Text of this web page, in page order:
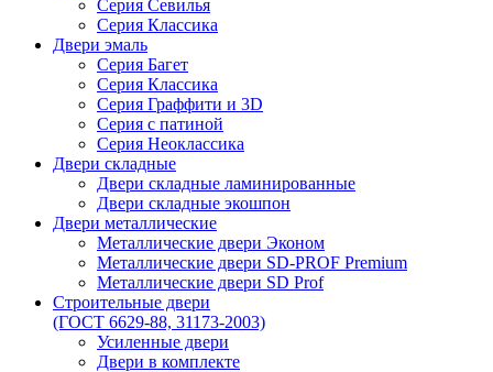
Серия Севилья
Серия Классика
Двери эмаль
Серия Багет
Серия Классика
Серия Граффити и 3D
Серия с патиной
Серия Неоклассика
Двери складные
Двери складные ламинированные
Двери складные экошпон
Двери металлические
Металлические двери Эконом
Металлические двери SD-PROF Premium
Металлические двери SD Prof
Строительные двери
(ГОСТ 6629-88, 31173-2003)
Усиленные двери
Двери в комплекте